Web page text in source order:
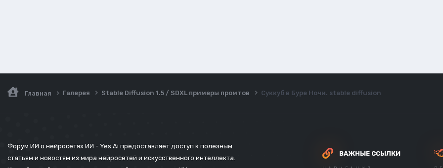
Главная Галерея Stable Diffusion 1.5 / SDXL примеры промтов Суккуб в Буре Ночи. stable diffusion
Форум ИИ о нейросетях ИИ - Yes Ai предоставляет доступ к полезным
статьям и новостям из мира нейросетей и искусственного интеллекта.
ВАЖНЫЕ ССЫЛКИ